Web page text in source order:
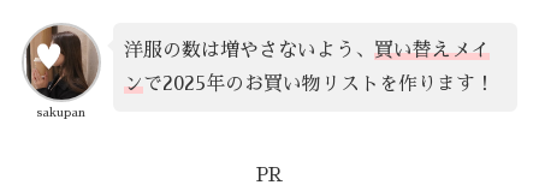
sakupan
洋服の数は増やさないよう、買い替えメイ
ンで2025年のお買い物リストを作ります！
PR